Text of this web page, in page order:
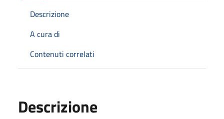
Descrizione
A cura di
Contenuti correlati
Descrizione